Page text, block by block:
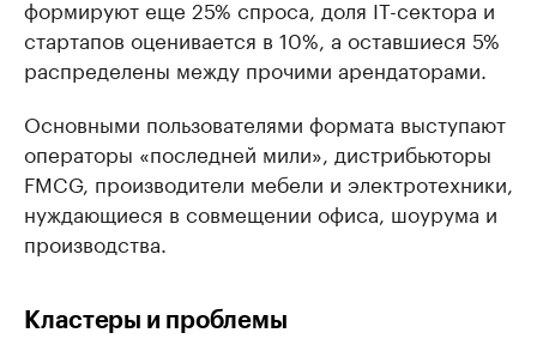
формируют еще 25% спроса, доля IT-сектора и
стартапов оценивается в 10%, а оставшиеся 5%
распределены между прочими арендаторами.
Основными пользователями формата выступают
операторы «последней мили», дистрибьюторы
FMCG, производители мебели и электротехники,
нуждающиеся в совмещении офиса, шоурума и
производства.
Кластеры и проблемы